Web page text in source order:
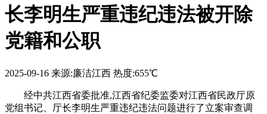
长李明生严重违纪违法被开除
党籍和公职
2025-09-16 来源:廉洁江西 热度:655℃
经中共江西省委批准,江西省纪委监委对江西省民政厅原
党组书记、厅长李明生严重违纪违法问题进行了立案审查调